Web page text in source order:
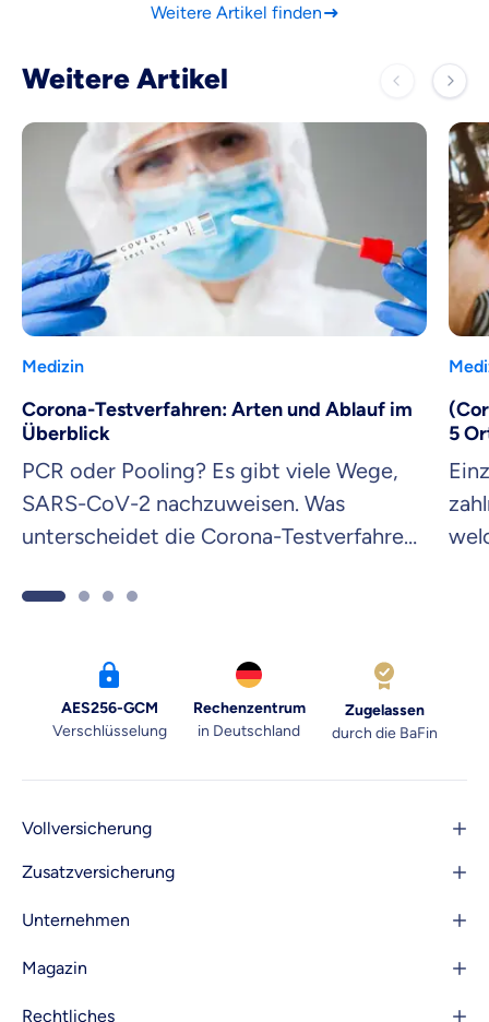
Weitere Artikel finden
Weitere Artikel
Medizin
Corona-Testverfahren: Arten und Ablauf im
Überblick
PCR oder Pooling? Es gibt viele Wege,
SARS-CoV-2 nachzuweisen. Was
unterscheidet die Corona-Testverfahren
5
AES256-GCM
Verschlüsselung
Rechenzentrum
in Deutschland
Zugelassen
durch die BaFin
Vollversicherung
Zusatzversicherung
Unternehmen
Magazin
Rechtliches